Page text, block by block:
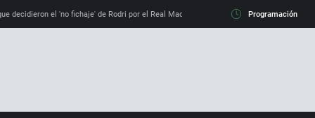
decidieron el 'no fichaje' de Rodri por el Real Madrid y su 'sí' al Barça La llamada
Programación